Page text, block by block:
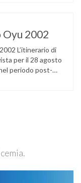
Oyu 2002
L’itinerario di
per il 28 agosto
periodo post-